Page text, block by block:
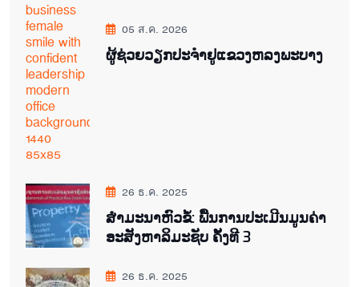
05 ส.ค. 2026
ຜູ້ຊ່ວຍ​ວຽກປະ​ຈຳ​ຢູ​​ແຂວງຫລງ​ພະ​ບາງ
26 ธ.ค. 2025
ສຳມະນາຫົວຂໍ້: ພື້ນການປະເມີນມູນຄ່າ
ອະສັງຫາລິມະຊັບ ຄັ້ງທີ 3
26 ธ.ค. 2025